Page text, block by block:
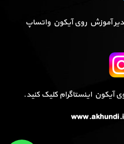
مدیر آموزش روی آیکون واتساپ
آیکون اینستاگرام کلیک کنید.